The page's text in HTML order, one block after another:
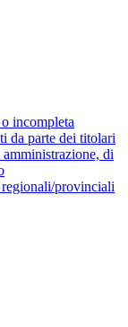
incompleta
da parte dei titolari
di
provinciali